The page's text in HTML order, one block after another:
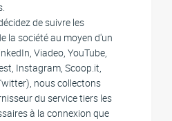
de suivre les
la société au moyen d'un
Viadeo, YouTube,
Instagram, Scoop.it,
nous collectons
du service tiers les
à la connexion que